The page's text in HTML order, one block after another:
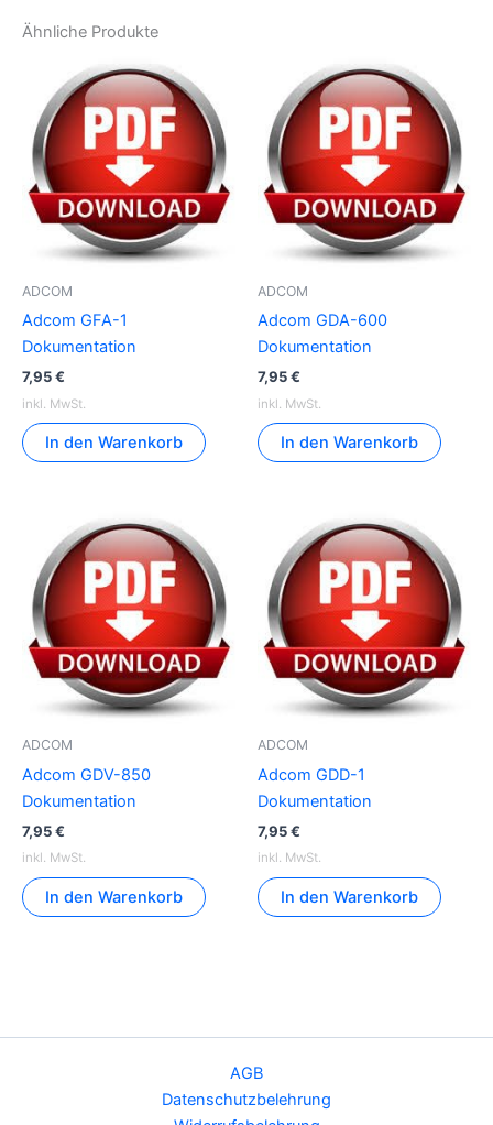
Ähnliche Produkte
ADCOM
Adcom GFA-1
Dokumentation
7,95€
inkl. MwSt.
In den Warenkorb
ADCOM
Adcom GDA-600
Dokumentation
7,95€
inkl. MwSt.
In den Warenkorb
ADCOM
Adcom GDV-850
Dokumentation
7,95€
inkl. MwSt.
In den Warenkorb
ADCOM
Adcom GDD-1
Dokumentation
7,95€
inkl. MwSt.
In den Warenkorb
AGB
Datenschutzbelehrung